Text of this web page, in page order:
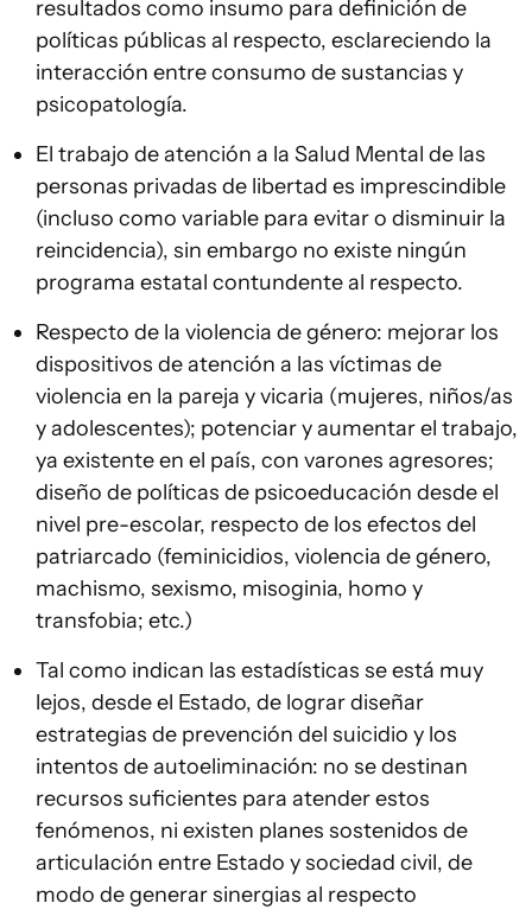
resultados como insumo para definición de
políticas públicas al respecto, esclareciendo la
interacción entre consumo de sustancias y
psicopatología.
El trabajo de atención a la Salud Mental de las
personas privadas de libertad es imprescindible
(incluso como variable para evitar o disminuir la
reincidencia), sin embargo no existe ningún
programa estatal contundente al respecto.
Respecto de la violencia de género: mejorar los
dispositivos de atención a las víctimas de
violencia en la pareja y vicaria (mujeres, niños/as
y adolescentes); potenciar y aumentar el trabajo,
ya existente en el país, con varones agresores;
diseño de políticas de psicoeducación desde el
nivel pre-escolar, respecto de los efectos del
patriarcado (feminicidios, violencia de género,
machismo, sexismo, misoginia, homo y
transfobia; etc.)
Tal como indican las estadísticas se está muy
lejos, desde el Estado, de lograr diseñar
estrategias de prevención del suicidio y los
intentos de autoeliminación: no se destinan
recursos suficientes para atender estos
fenómenos, ni existen planes sostenidos de
articulación entre Estado y sociedad civil, de
modo de generar sinergias al respecto